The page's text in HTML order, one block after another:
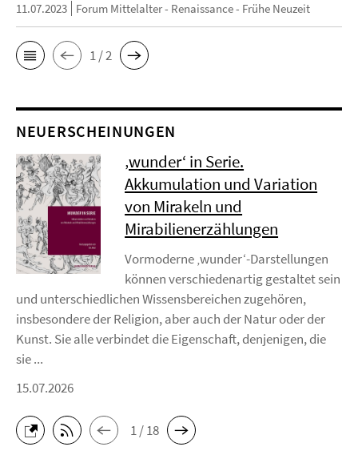
11.07.2023 Forum Mittelalter - Renaissance - Frühe Neuzeit
1 / 2
NEUERSCHEINUNGEN
‚wunder‘ in Serie.
Akkumulation und Variation
von Mirakeln und
Mirabilienerzählungen
Vormoderne ‚wunder‘-Darstellungen
können verschiedenartig gestaltet sein
und unterschiedlichen Wissensbereichen zugehören,
insbesondere der Religion, aber auch der Natur oder der
Kunst. Sie alle verbindet die Eigenschaft, denjenigen, die
sie ...
15.07.2026
1 / 18